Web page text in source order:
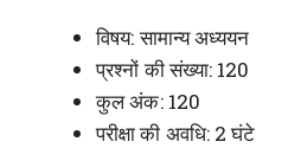
विषय: सामान्य अध्ययन
प्रश्नों की संख्या: 120
कुल अंक: 120
परीक्षा की अवधि: 2 घंटे